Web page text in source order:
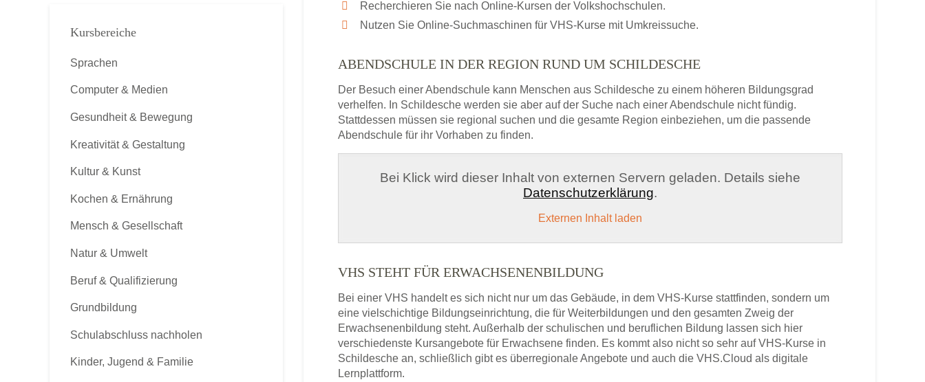
Recherchieren Sie nach Online-Kursen der Volkshochschulen.
Nutzen Sie Online-Suchmaschinen für VHS-Kurse mit Umkreissuche.
ABENDSCHULE IN DER REGION RUND UM SCHILDESCHE
Der Besuch einer Abendschule kann Menschen aus Schildesche zu einem höheren Bildungsgrad
verhelfen. In Schildesche werden sie aber auf der Suche nach einer Abendschule nicht fündig.
Stattdessen müssen sie regional suchen und die gesamte Region einbeziehen, um die passende
Abendschule für ihr Vorhaben zu finden.
Bei Klick wird dieser Inhalt von externen Servern geladen. Details siehe
Datenschutzerklärung.
Externen Inhalt laden
VHS STEHT FÜR ERWACHSENENBILDUNG
Bei einer VHS handelt es sich nicht nur um das Gebäude, in dem VHS-Kurse stattfinden, sondern um
eine vielschichtige Bildungseinrichtung, die für Weiterbildungen und den gesamten Zweig der
Erwachsenenbildung steht. Außerhalb der schulischen und beruflichen Bildung lassen sich hier
verschiedenste Kursangebote für Erwachsene finden. Es kommt also nicht so sehr auf VHS-Kurse in
Schildesche an, schließlich gibt es überregionale Angebote und auch die VHS.Cloud als digitale
Lernplattform.
Kursbereiche
Sprachen
Computer & Medien
Gesundheit & Bewegung
Kreativität & Gestaltung
Kultur & Kunst
Kochen & Ernährung
Mensch & Gesellschaft
Natur & Umwelt
Beruf & Qualifizierung
Grundbildung
Schulabschluss nachholen
Kinder, Jugend & Familie